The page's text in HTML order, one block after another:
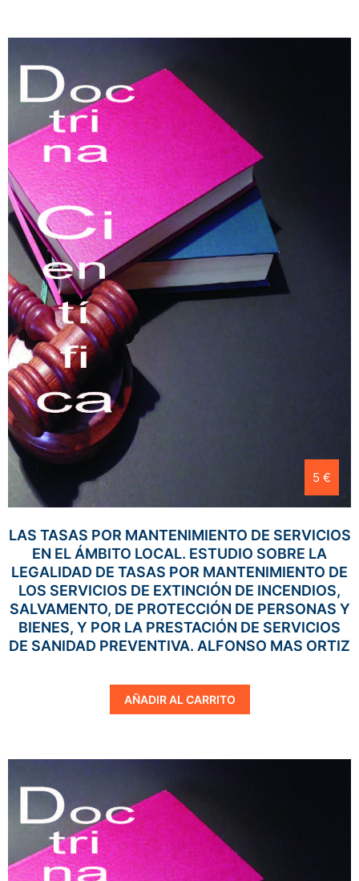
5 €
LAS TASAS POR MANTENIMIENTO DE SERVICIOS
EN EL ÁMBITO LOCAL. ESTUDIO SOBRE LA
LEGALIDAD DE TASAS POR MANTENIMIENTO DE
LOS SERVICIOS DE EXTINCIÓN DE INCENDIOS,
SALVAMENTO, DE PROTECCIÓN DE PERSONAS Y
BIENES, Y POR LA PRESTACIÓN DE SERVICIOS
DE SANIDAD PREVENTIVA. ALFONSO MAS ORTIZ
AÑADIR AL CARRITO